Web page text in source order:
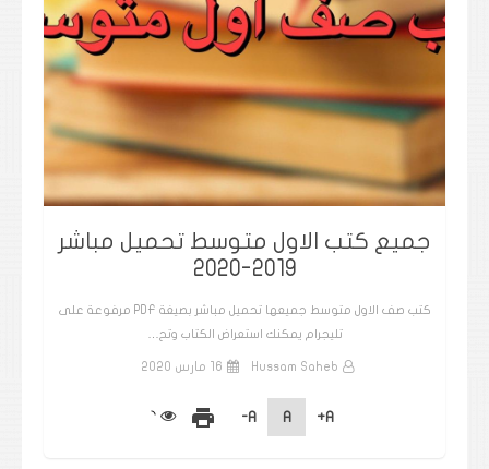
جميع كتب الاول متوسط تحميل مباشر
2019-2020
كتب صف الاول متوسط جميعها تحميل مباشر بصيغة PDF مرفوعة على
تليجرام يمكنك استعراض الكتاب وتح…
Hussam Saheb 16 مارس 2020
A+
A
A-
print